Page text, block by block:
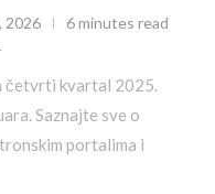
2026 6 minutes read
četvrti kvartal 2025.
Saznajte sve o
portalima i